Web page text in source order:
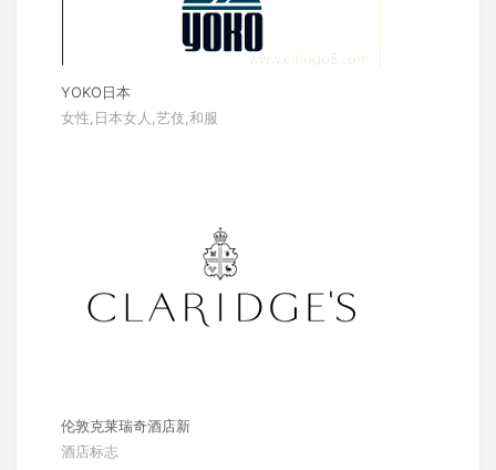
YOKO日本
女性,日本女人,艺伎,和服
伦敦克莱瑞奇酒店新
酒店标志